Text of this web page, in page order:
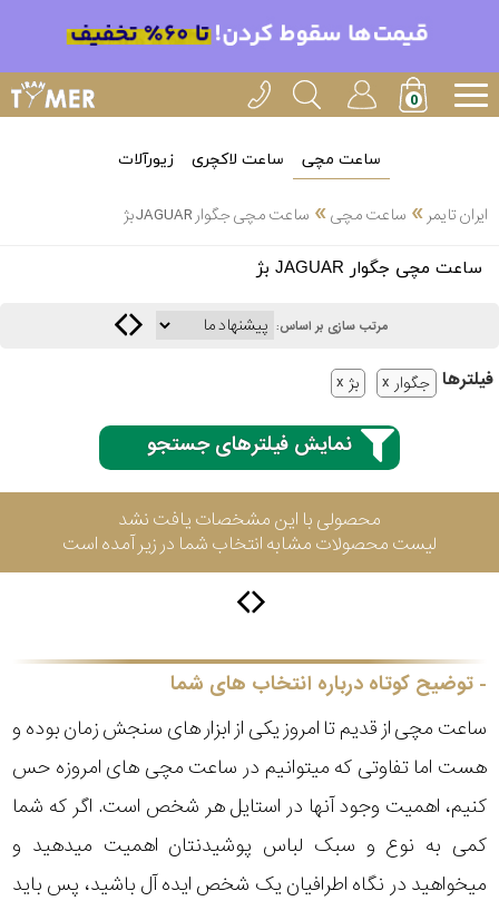
ساعت مچی ساعت لاکچری زیورآلات
ایران تایمر » ساعت مچی» ساعت مچی جگوار JAGUAR بژ
ساعت مچی جگوار JAGUAR بژ
مرتب سازی بر اساس:
فیلتر‌ها جگوار بژ
نمایش فیلترهای جستجو
محصولی با این مشخصات یافت نشد
لیست محصولات مشابه انتخاب شما در زیر آمده است
توضیح کوتاه درباره انتخاب های شما
ساعت مچی از قدیم تا امروز یکی از ابزار های سنجش زمان بوده و
هست اما تفاوتی که میتوانیم در ساعت مچی های امروزه حس
کنیم، اهمیت وجود آنها در استایل هر شخص است. اگر که شما
کمی به نوع و سبک لباس پوشیدنتان اهمیت میدهید و
میخواهید در نگاه اطرافیان یک شخص ایده آل باشید، پس باید
انتخاب
بین 3
3
سیکو
سیتیزن
اورینت
پیلار
جنسیت